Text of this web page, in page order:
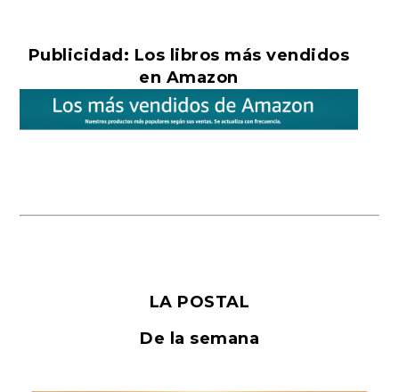
Publicidad: Los libros más vendidos
en Amazon
LA POSTAL
De la semana